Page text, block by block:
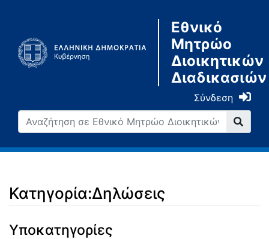
Εθνικό
Μητρώο
Διοικητικών
Διαδικασιών
Σύνδεση
Κατηγορία:Δηλώσεις
Μετάβαση σε: πλοήγηση
Υποκατηγορίες